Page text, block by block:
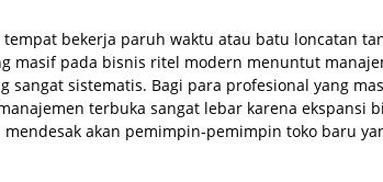
bekerja paruh waktu atau batu loncatan
masif pada bisnis ritel modern menuntut
sangat sistematis. Bagi para profesional yang
terbuka sangat lebar karena ekspansi
akan pemimpin-pemimpin toko baru